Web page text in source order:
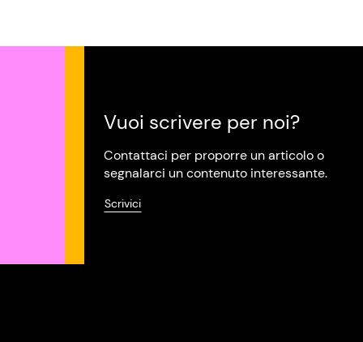
Vuoi scrivere per noi?
Contattaci per proporre un articolo o
segnalarci un contenuto interessante.
Scrivici